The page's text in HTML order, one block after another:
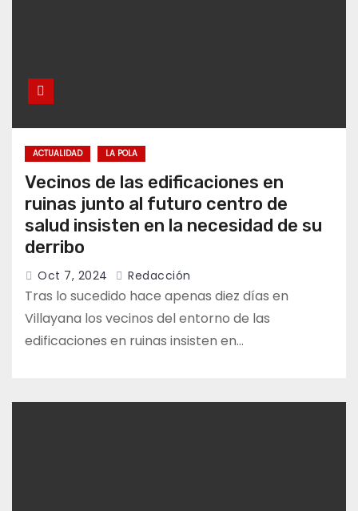
ACTUALIDAD LA POLA
Vecinos de las edificaciones en
ruinas junto al futuro centro de
salud insisten en la necesidad de su
derribo
Oct 7, 2024 Redacción
Tras lo sucedido hace apenas diez días en
Villayana los vecinos del entorno de las
edificaciones en ruinas insisten en…